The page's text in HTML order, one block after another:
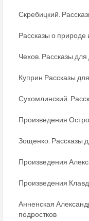
Скребицкий.
Рассказы о
Чехов. Рассказы для
Куприн Рассказы
Сухомлинский.
Произведения
Зощенко. Рассказы
Произведения
Произведения
Анненская
подростков